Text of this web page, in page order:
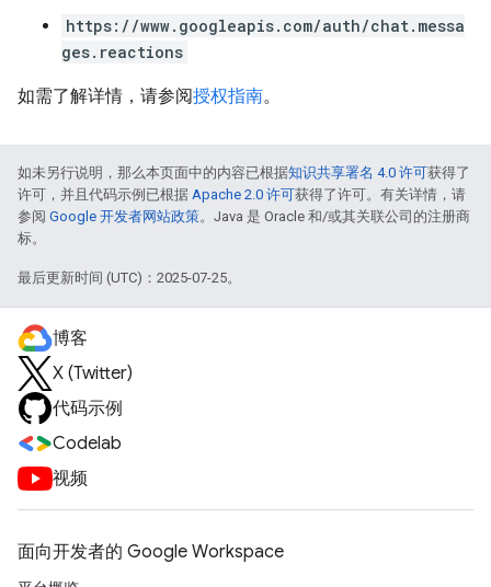
https://www.googleapis.com/auth/chat.messa
ges.reactions
如需了解详情，请参阅授权指南。
如未另行说明，那么本页面中的内容已根据知识共享署名 4.0 许可获得了
许可，并且代码示例已根据 Apache 2.0 许可获得了许可。有关详情，请
参阅 Google 开发者网站政策。Java 是 Oracle 和/或其关联公司的注册商
标。
最后更新时间 (UTC)：2025-07-25。
博客
X (Twitter)
代码示例
Codelab
视频
面向开发者的 Google Workspace